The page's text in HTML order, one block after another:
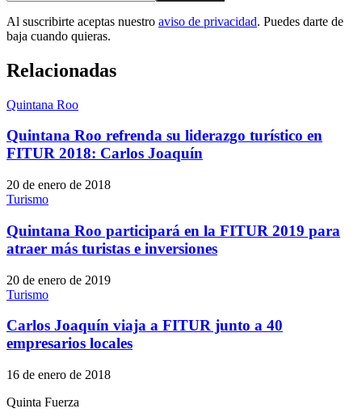
Al suscribirte aceptas nuestro aviso de privacidad. Puedes darte de
baja cuando quieras.
Relacionadas
Quintana Roo
Quintana Roo refrenda su liderazgo turístico en
FITUR 2018: Carlos Joaquín
20 de enero de 2018
Turismo
Quintana Roo participará en la FITUR 2019 para
atraer más turistas e inversiones
20 de enero de 2019
Turismo
Carlos Joaquín viaja a FITUR junto a 40
empresarios locales
16 de enero de 2018
Quinta Fuerza